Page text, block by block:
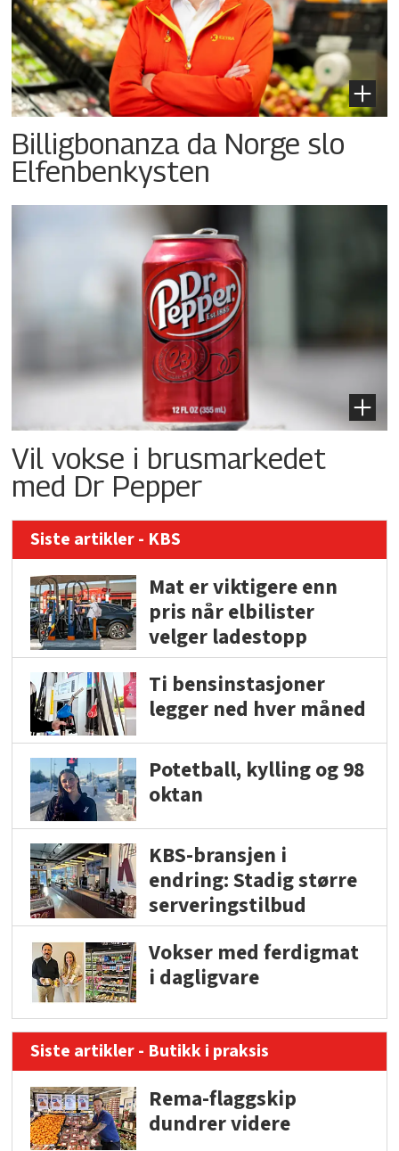
Billigbonanza da Norge slo
Elfenbenkysten
Vil vokse i brusmarkedet
med Dr Pepper
Siste artikler - KBS
Mat er viktigere enn
pris når elbilister
velger ladestopp
Ti bensinstasjoner
legger ned hver måned
Potetball, kylling og 98
oktan
KBS-bransjen i
endring: Stadig større
serveringstilbud
Vokser med ferdigmat
i dagligvare
Siste artikler - Butikk i praksis
Rema-flaggskip
dundrer videre